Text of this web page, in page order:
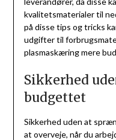
kvalitetsmaterialer til
på disse tips og tricks
udgifter til
plasmaskæring mere
Sikkerhed
budgettet
Sikkerhed uden at
at overveje, når du